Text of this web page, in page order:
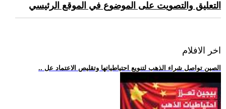
التعليق والتصويت على الموضوع في الموقع الرئيسي
اخر الافلام
.. الصين تواصل شراء الذهب لتنويع احتياطياتها وتقليص الاعتماد عل